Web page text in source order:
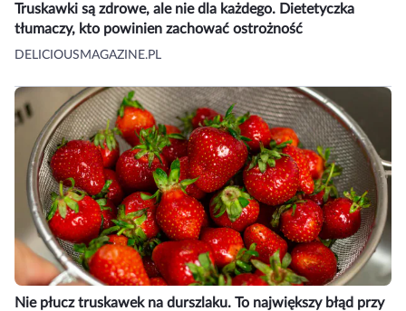
Truskawki są zdrowe, ale nie dla każdego. Dietetyczka
tłumaczy, kto powinien zachować ostrożność
DELICIOUSMAGAZINE.PL
Nie płucz truskawek na durszlaku. To największy błąd przy